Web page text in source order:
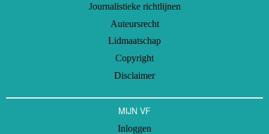
Journalistieke richtlijnen
Auteursrecht
Lidmaatschap
Copyright
Disclaimer
MIJN VF
Inloggen